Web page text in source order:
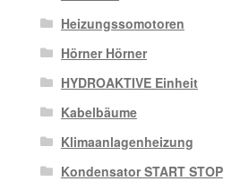
Heizungssomotoren
Hörner Hörner
HYDROAKTIVE Einheit
Kabelbäume
Klimaanlagenheizung
Kondensator START STOP